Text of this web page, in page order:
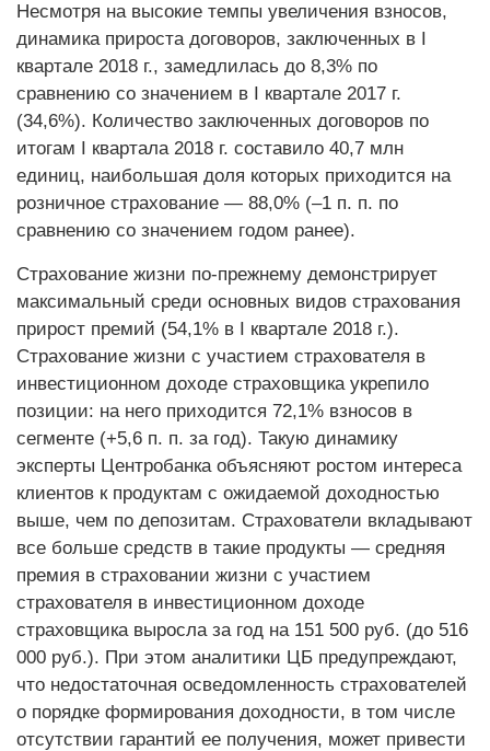
Несмотря на высокие темпы увеличения взносов,
динамика прироста договоров, заключенных в I
квартале 2018 г., замедлилась до 8,3% по
сравнению со значением в I квартале 2017 г.
(34,6%). Количество заключенных договоров по
итогам I квартала 2018 г. составило 40,7 млн
единиц, наибольшая доля которых приходится на
розничное страхование — 88,0% (–1 п. п. по
сравнению со значением годом ранее).
Страхование жизни по-прежнему демонстрирует
максимальный среди основных видов страхования
прирост премий (54,1% в I квартале 2018 г.).
Страхование жизни с участием страхователя в
инвестиционном доходе страховщика укрепило
позиции: на него приходится 72,1% взносов в
сегменте (+5,6 п. п. за год). Такую динамику
эксперты Центробанка объясняют ростом интереса
клиентов к продуктам с ожидаемой доходностью
выше, чем по депозитам. Страхователи вкладывают
все больше средств в такие продукты — средняя
премия в страховании жизни с участием
страхователя в инвестиционном доходе
страховщика выросла за год на 151 500 руб. (до 516
000 руб.). При этом аналитики ЦБ предупреждают,
что недостаточная осведомленность страхователей
о порядке формирования доходности, в том числе
отсутствии гарантий ее получения, может привести